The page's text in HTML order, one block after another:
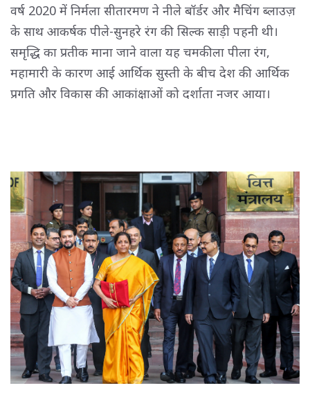
वर्ष 2020 में निर्मला सीतारमण ने नीले बॉर्डर और मैचिंग ब्लाउज़
के साथ आकर्षक पीले-सुनहरे रंग की सिल्क साड़ी पहनी थी।
समृद्धि का प्रतीक माना जाने वाला यह चमकीला पीला रंग,
महामारी के कारण आई आर्थिक सुस्ती के बीच देश की आर्थिक
प्रगति और विकास की आकांक्षाओं को दर्शाता नजर आया।